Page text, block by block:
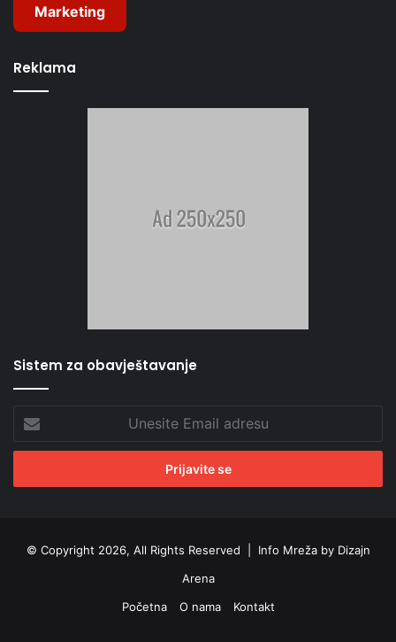
Marketing
Reklama
Sistem za obavještavanje
Email
adresu
© Copyright 2026, All Rights Reserved | Info Mreža by Dizajn
Arena
Početna
O nama Kontakt